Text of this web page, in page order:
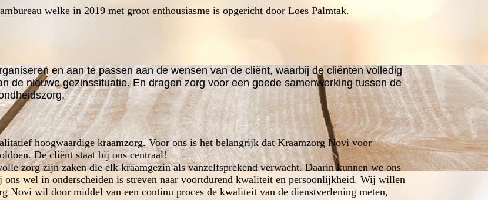
welke in 2019 met groot enthousiasme is opgericht door Loes Palmtak.
en aan te passen aan de wensen van de cliënt, waarbij de cliënten volledig
de nieuwe gezinssituatie. En dragen zorg voor een goede samenwerking tussen de
hoogwaardige kraamzorg. Voor ons is het belangrijk dat Kraamzorg Novi voor
De cliënt staat bij ons centraal!
zorg zijn zaken die elk kraamgezin als vanzelfsprekend verwacht. Daarin kunnen we ons
ons wel in onderscheiden is streven naar voortdurend kwaliteit en persoonlijkheid. Wij willen
Novi wil door middel van een continu proces de kwaliteit van de dienstverlening meten,